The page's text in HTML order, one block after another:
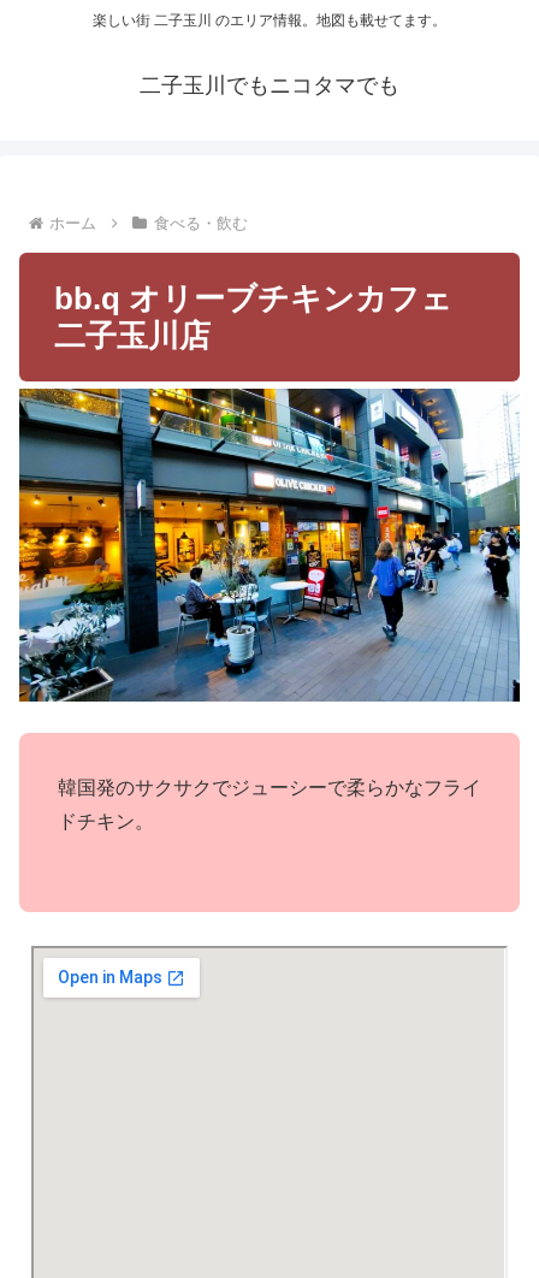
楽しい街 二子玉川 のエリア情報。地図も載せてます。
二子玉川でもニコタマでも
ホーム 食べる・飲む
bb.q オリーブチキンカフェ
二子玉川店
韓国発のサクサクでジューシーで柔らかなフライ
ドチキン。